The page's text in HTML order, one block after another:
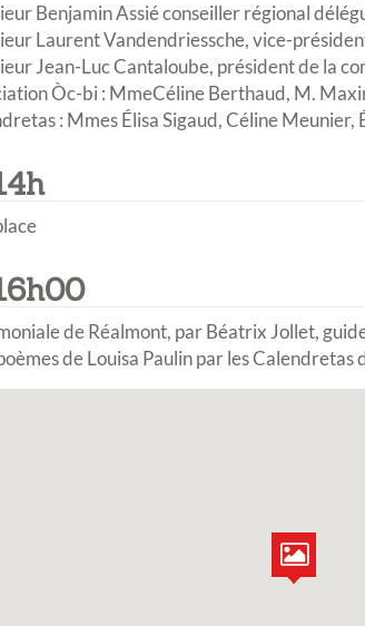
Benjamin Assié conseiller régional
Laurent Vandendriessche, vice-
Jean-Luc Cantaloube, président de la
Òc-bi : MmeCéline Berthaud, M.
: Mmes Élisa Sigaud, Céline Meunier,
de Réalmont, par Béatrix Jollet,
de Louisa Paulin par les Calendretas
Inscription Réal'Art 2026 -
Vous souhaitez exposer vos oeuvres lors de
exposition annuelle ?